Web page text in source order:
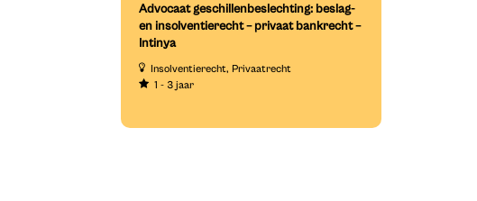
Advocaat geschillenbeslechting: beslag-
en insolventierecht – privaat bankrecht –
Intinya
Insolventierecht Privaatrecht
1 - 3 jaar